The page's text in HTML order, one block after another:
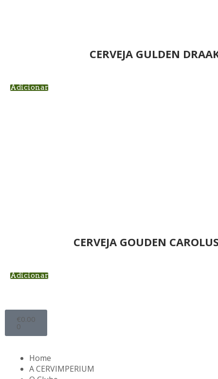
CERVEJA GULDEN
Adicionar
CERVEJA GOUDEN
Adicionar
€0.00
0
Home
A CERVIMPERIUM